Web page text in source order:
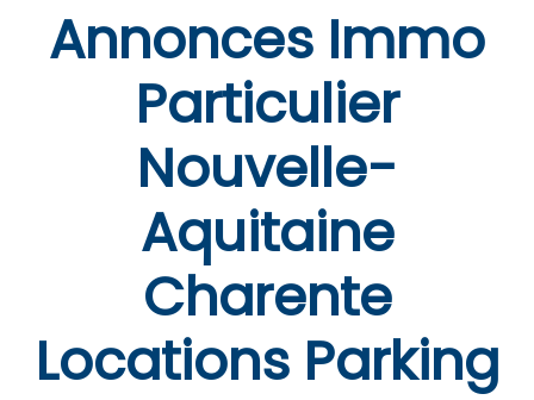
Annonces Immo
Particulier
Nouvelle-
Aquitaine
Charente
Locations Parking